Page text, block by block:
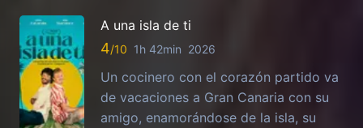
A una isla de ti
4 1h 42min 2026
Un cocinero con el corazón partido va
de vacaciones a Gran Canaria con su
amigo, enamorándose de la isla, su